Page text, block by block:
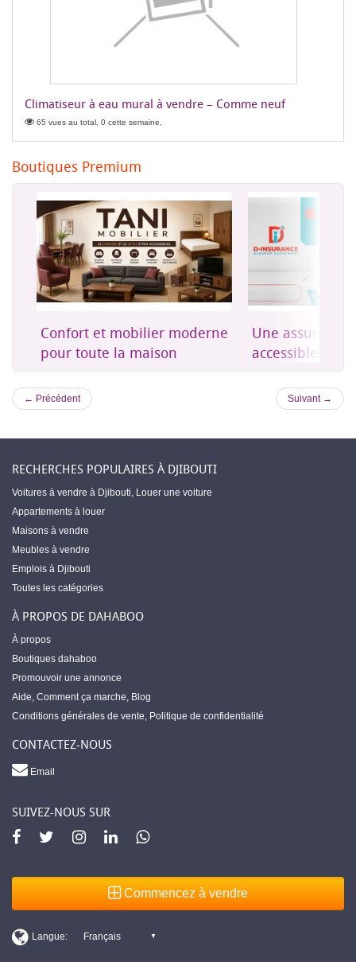
Climatiseur à eau mural à vendre – Comme neuf
65 vues au total, 0 cette semaine,
Boutiques Premium
Confort et mobilier moderne
pour toute la maison
Une
accessible à
← Précédent Suivant →
RECHERCHES POPULAIRES À DJIBOUTI
Voitures à vendre à Djibouti, Louer une voiture
Appartements à louer
Maisons à vendre
Meubles à vendre
Emplois à Djibouti
Toutes les catégories
À PROPOS DE DAHABOO
À propos
Boutiques dahaboo
Promouvoir une annonce
Aide, Comment ça marche, Blog
Conditions générales de vente, Politique de confidentialité
CONTACTEZ-NOUS
Email
SUIVEZ-NOUS SUR
Commencez à vendre